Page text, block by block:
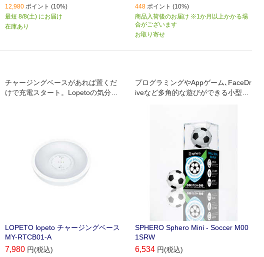
12,980 ポイント (10%)
最短 8/8(土) にお届け
在庫あり
448 ポイント (10%)
商品入荷後のお届け ※1か月以上かかる場
合がございます
お取り寄せ
チャージングベースがあれば置くだ
けで充電スタート。Lopetoの気分に
LOPETO lopeto チャージングベース
MY-RTCB01-A
7,980 円(税込)
プログラミングやAppゲーム､FaceDr
iveなど多角的な遊びができる小型ロ
SPHERO Sphero Mini - Soccer M00
1SRW
6,534 円(税込)